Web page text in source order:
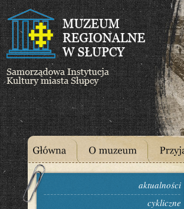
aktualności
cykliczne